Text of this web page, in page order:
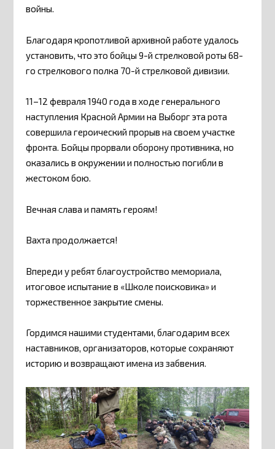
войны.
Благодаря кропотливой архивной работе удалось
установить, что это бойцы 9-й стрелковой роты 68-
го стрелкового полка 70-й стрелковой дивизии.
11–12 февраля 1940 года в ходе генерального
наступления Красной Армии на Выборг эта рота
совершила героический прорыв на своем участке
фронта. Бойцы прорвали оборону противника, но
оказались в окружении и полностью погибли в
жестоком бою.
Вечная слава и память героям!
Вахта продолжается!
Впереди у ребят благоустройство мемориала,
итоговое испытание в «Школе поисковика» и
торжественное закрытие смены.
Гордимся нашими студентами, благодарим всех
наставников, организаторов, которые сохраняют
историю и возвращают имена из забвения.